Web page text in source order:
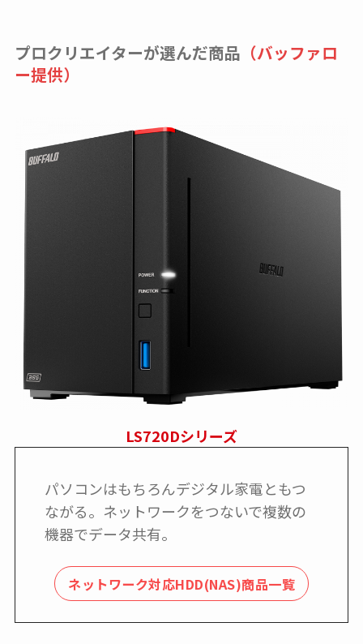
プロクリエイターが選んだ商品 （バッファロ
ー提供）
LS720Dシリーズ
パソコンはもちろんデジタル家電ともつ
ながる。ネットワークをつないで複数の
機器でデータ共有。
ネットワーク対応HDD(NAS)商品一覧